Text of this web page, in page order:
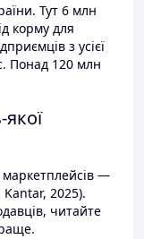
Тут 6 млн
корму для
з усієї
Понад 120 млн
маркетплейсів —
Kantar, 2025).
читайте